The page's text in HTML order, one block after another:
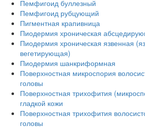
Пемфигоид буллезный
Пемфигоид рубцующий
Пигментная крапивница
Пиодермия хроническая
Пиодермия хроническая язвенная
вегетирующая)
Пиодермия шанкриформная
Поверхностная микроспория
головы
Поверхностная трихофития
гладкой кожи
Поверхностная трихофития
головы